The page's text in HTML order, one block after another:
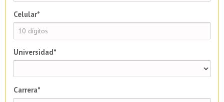
Celular*
Universidad*
Carrera*